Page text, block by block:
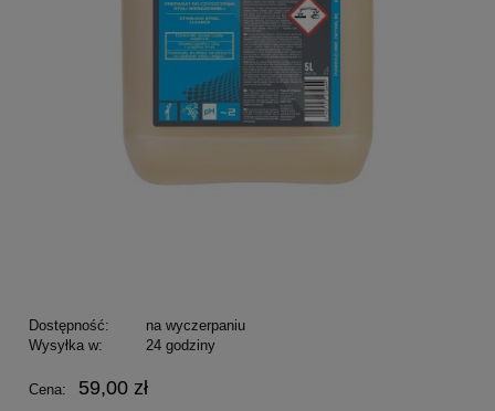
Dostępność:
na wyczerpaniu
Wysyłka w:
24 godziny
Cena: 59,00 zł